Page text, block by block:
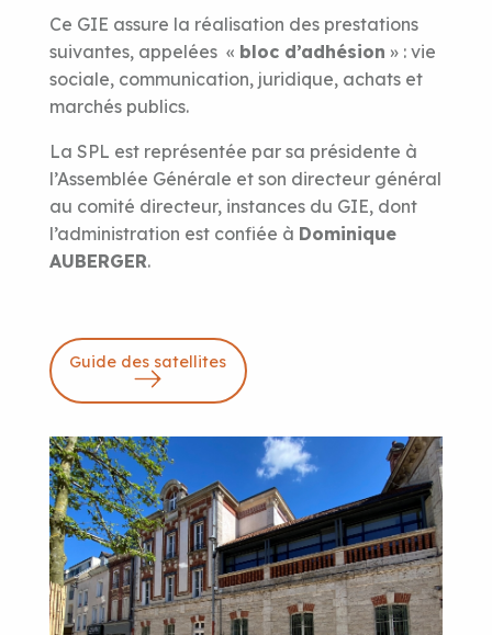
Ce GIE assure la réalisation des prestations
suivantes, appelées « bloc d’adhésion » : vie
sociale, communication, juridique, achats et
marchés publics.
La SPL est représentée par sa présidente à
l’Assemblée Générale et son directeur général
au comité directeur, instances du GIE, dont
l’administration est confiée à Dominique
AUBERGER.
Guide des satellites